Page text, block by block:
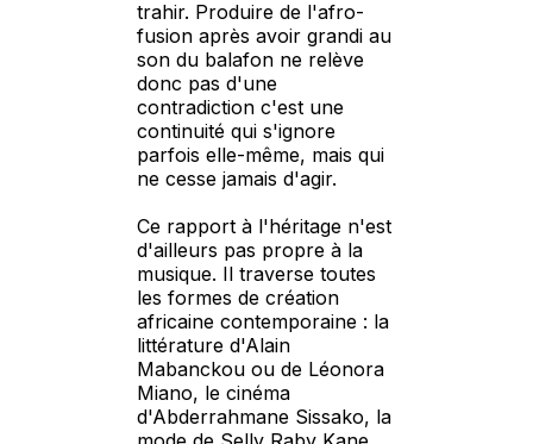
trahir. Produire de l'afro-
fusion après avoir grandi au
son du balafon ne relève
donc pas d'une
contradiction c'est une
continuité qui s'ignore
parfois elle-même, mais qui
ne cesse jamais d'agir.
Ce rapport à l'héritage n'est
d'ailleurs pas propre à la
musique. Il traverse toutes
les formes de création
africaine contemporaine : la
littérature d'Alain
Mabanckou ou de Léonora
Miano, le cinéma
d'Abderrahmane Sissako, la